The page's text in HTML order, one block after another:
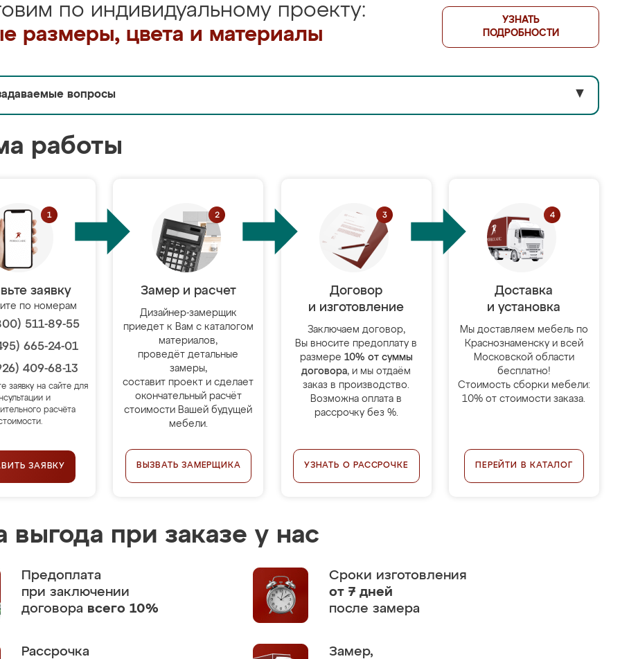
по индивидуальному проекту:
размеры, цвета и материалы
УЗНАТЬ
ПОДРОБНОСТИ
вопросы ▼
работы
заявку
по номерам
511-89-55
665-24-01
409-68-13
заявку на сайте для
и
расчёта
ЗАЯВКУ
Замер и расчет
Дизайнер-замерщик
приедет к Вам с каталогом
материалов,
проведёт детальные
замеры,
составит проект и сделает
окончательный расчёт
стоимости Вашей будущей
мебели.
ВЫЗВАТЬ ЗАМЕРЩИКА
Договор
и изготовление
Заключаем договор,
Вы вносите предоплату в
размере 10% от суммы
договора, и мы отдаём
заказ в производство.
Возможна оплата в
рассрочку без %.
УЗНАТЬ О РАССРОЧКЕ
Доставка
и установка
Мы доставляем мебель по
Краснознаменску и всей
Московской области
бесплатно!
Стоимость сборки мебели:
10% от стоимости заказа.
ПЕРЕЙТИ В КАТАЛОГ
выгода при заказе у нас
Предоплата
при заключении
договора всего 10%
Сроки изготовления
от 7 дней
после замера
Рассрочка
Замер,